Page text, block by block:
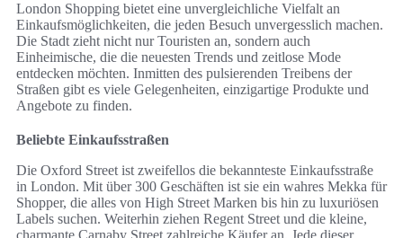
London Shopping bietet eine unvergleichliche Vielfalt an
Einkaufsmöglichkeiten, die jeden Besuch unvergesslich machen.
Die Stadt zieht nicht nur Touristen an, sondern auch
Einheimische, die die neuesten Trends und zeitlose Mode
entdecken möchten. Inmitten des pulsierenden Treibens der
Straßen gibt es viele Gelegenheiten, einzigartige Produkte und
Angebote zu finden.
Beliebte Einkaufsstraßen
Die Oxford Street ist zweifellos die bekannteste Einkaufsstraße
in London. Mit über 300 Geschäften ist sie ein wahres Mekka für
Shopper, die alles von High Street Marken bis hin zu luxuriösen
Labels suchen. Weiterhin ziehen Regent Street und die kleine,